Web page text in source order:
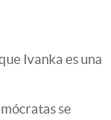
Ivanka es una
se